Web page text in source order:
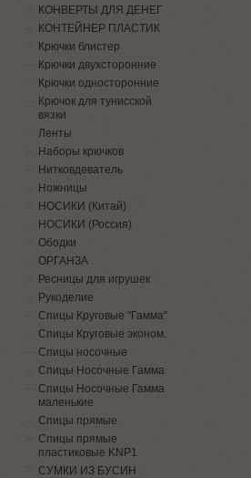
КОНВЕРТЫ ДЛЯ ДЕНЕГ
КОНТЕЙНЕР ПЛАСТИК
Крючки блистер
Крючки двухсторонние
Крючки односторонние
Крючок для тунисской
вязки
Ленты
Наборы крючков
Нитковдеватель
Ножницы
НОСИКИ (Китай)
НОСИКИ (Россия)
Ободки
ОРГАНЗА
Ресницы для игрушек
Рукоделие
Спицы Круговые "Гамма"
Спицы Круговые эконом.
Спицы носочные
Спицы Носочные Гамма
Спицы Носочные Гамма
маленькие
Спицы прямые
Спицы прямые
пластиковые KNP1
СУМКИ ИЗ БУСИН